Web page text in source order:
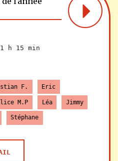
1 h 15 min
F. Eric
M.P Léa Jimmy
Stéphane